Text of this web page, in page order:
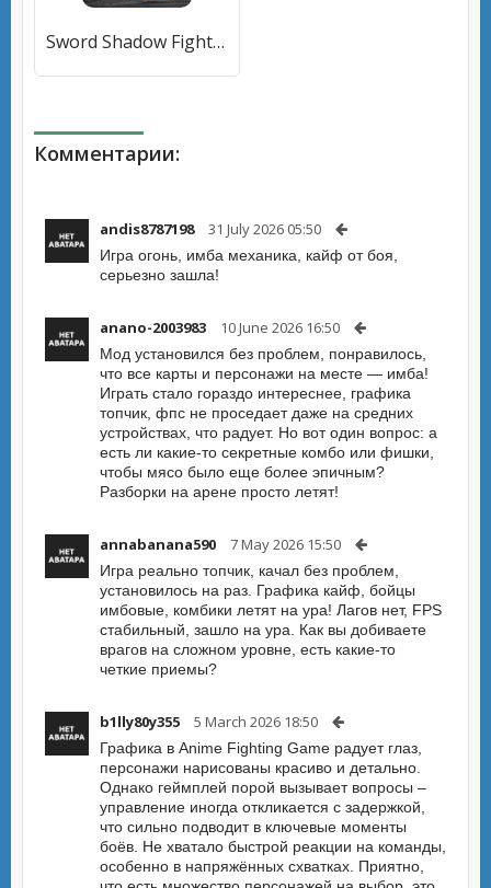
Sword Shadow Fighting Game 3D [МОД Unlocked] APK Android
Комментарии:
andis8787198 31 July 2026 05:50
Игра огонь, имба механика, кайф от боя,
серьезно зашла!
anano-2003983 10 June 2026 16:50
Мод установился без проблем, понравилось,
что все карты и персонажи на месте — имба!
Играть стало гораздо интереснее, графика
топчик, фпс не проседает даже на средних
устройствах, что радует. Но вот один вопрос: а
есть ли какие-то секретные комбо или фишки,
чтобы мясо было еще более эпичным?
Разборки на арене просто летят!
annabanana590 7 May 2026 15:50
Игра реально топчик, качал без проблем,
установилось на раз. Графика кайф, бойцы
имбовые, комбики летят на ура! Лагов нет, FPS
стабильный, зашло на ура. Как вы добиваете
врагов на сложном уровне, есть какие-то
четкие приемы?
b1lly80y355 5 March 2026 18:50
Графика в Anime Fighting Game радует глаз,
персонажи нарисованы красиво и детально.
Однако геймплей порой вызывает вопросы –
управление иногда откликается с задержкой,
что сильно подводит в ключевые моменты
боёв. Не хватало быстрой реакции на команды,
особенно в напряжённых схватках. Приятно,